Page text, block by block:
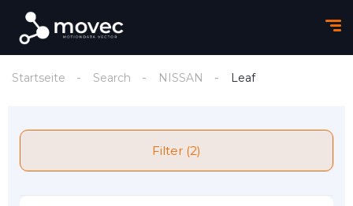
Startseite Search NISSAN Leaf
Filter (2)